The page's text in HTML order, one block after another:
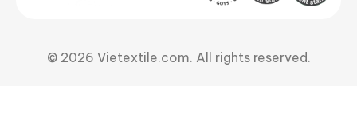
© 2026 Vietextile.com. All rights reserved.